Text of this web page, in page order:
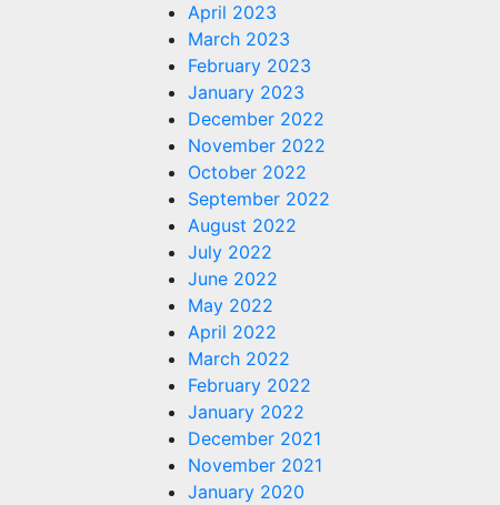
April 2023
March 2023
February 2023
January 2023
December 2022
November 2022
October 2022
September 2022
August 2022
July 2022
June 2022
May 2022
April 2022
March 2022
February 2022
January 2022
December 2021
November 2021
January 2020